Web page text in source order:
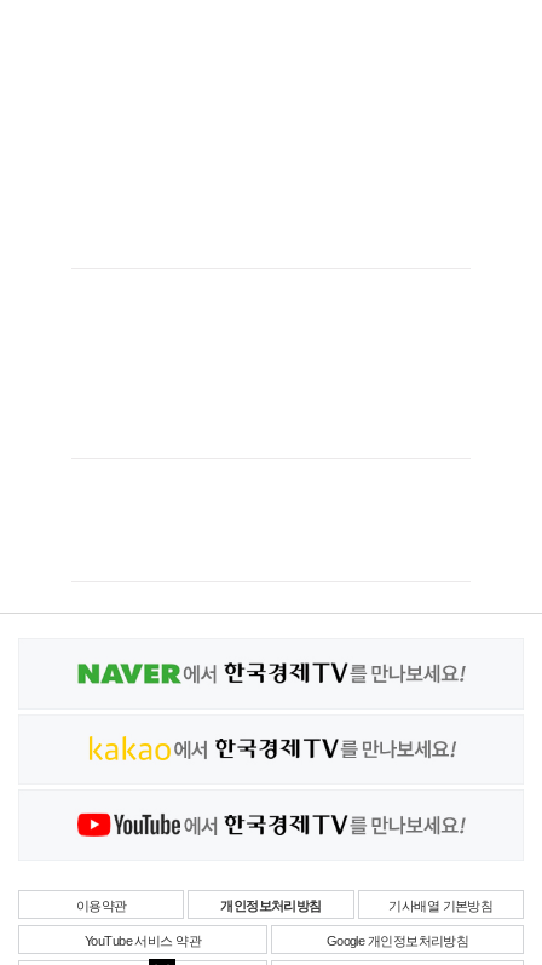
이용약관 개인정보처리방침 기사배열 기본방침
YouTube 서비스 약관 Google 개인정보처리방침